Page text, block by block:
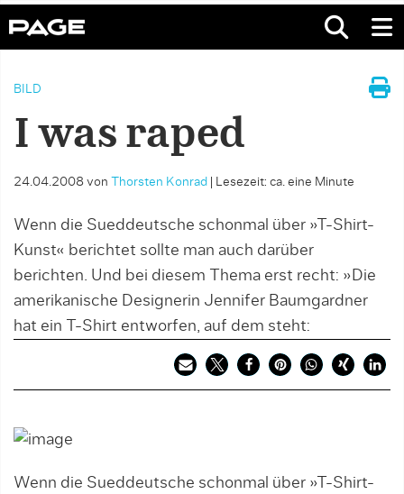
BILD
I was raped
24.04.2008 von Thorsten Konrad Lesezeit: ca. eine Minute
Wenn die Sueddeutsche schonmal über »T-Shirt-
Kunst« berichtet sollte man auch darüber
berichten. Und bei diesem Thema erst recht: »Die
amerikanische Designerin Jennifer Baumgardner
hat ein T-Shirt entworfen, auf dem steht:
Wenn die Sueddeutsche schonmal über »T-Shirt-